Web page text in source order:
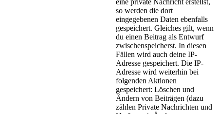
so werden die dort
eingegebenen Daten ebenfalls
gespeichert. Gleiches gilt, wenn
du einen Beitrag als Entwurf
zwischenspeicherst. In diesen
Fällen wird auch deine IP-
Adresse gespeichert. Die IP-
Adresse wird weiterhin bei
folgenden Aktionen
gespeichert: Löschen und
Ändern von Beiträgen (dazu
zählen Private Nachrichten und